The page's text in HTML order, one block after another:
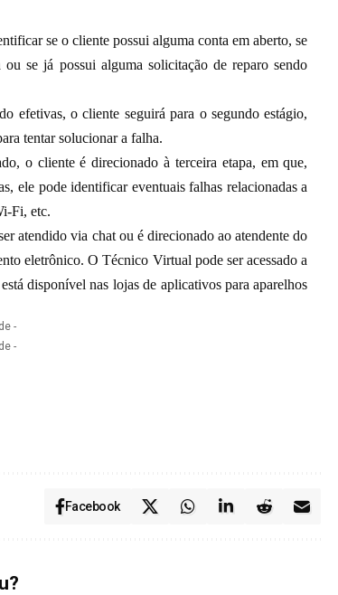
se o cliente possui alguma conta em aberto, se
se já possui alguma solicitação de reparo sendo
efetivas, o cliente seguirá para o segundo estágio,
tentar solucionar a falha.
o cliente é direcionado à terceira etapa, em que,
ele pode identificar eventuais falhas relacionadas a
Fi, etc.
atendido via chat ou é direcionado ao atendente do
eletrônico. O Técnico Virtual pode ser acessado a
disponível nas lojas de aplicativos para aparelhos
-
-
Facebook